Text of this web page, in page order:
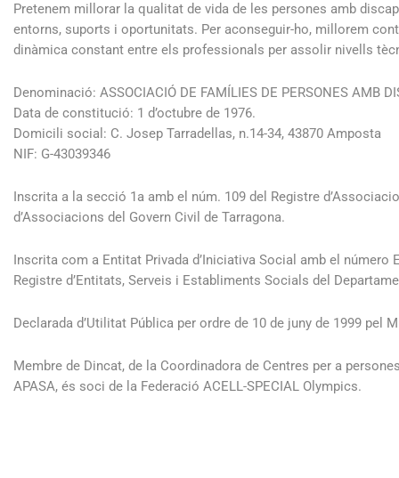
Pretenem millorar la qualitat de vida de les persones amb
entorns, suports i oportunitats. Per aconseguir-ho, millorem
dinàmica constant entre els professionals per assolir nivells
Denominació: ASSOCIACIÓ DE FAMÍLIES DE PERSONES AMB
Data de constitució: 1 d’octubre de 1976.
Domicili social: C. Josep Tarradellas, n.14-34, 43870 Amposta
NIF: G-43039346
Inscrita a la secció 1a amb el núm. 109 del Registre
d’Associacions del Govern Civil de Tarragona.
Inscrita com a Entitat Privada d’Iniciativa Social amb el número
Registre d’Entitats, Serveis i Establiments Socials del
Declarada d’Utilitat Pública per ordre de 10 de juny de 1999
Membre de Dincat, de la Coordinadora de Centres per a
APASA, és soci de la Federació ACELL-SPECIAL Olympics.